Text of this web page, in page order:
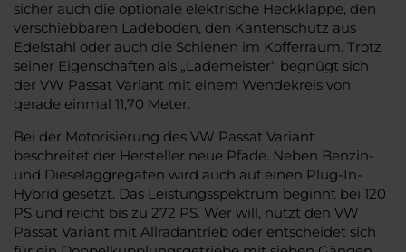
sicher auch die optionale elektrische Heckklappe, den
verschiebbaren Ladeboden, den Kantenschutz aus
Edelstahl oder auch die Schienen im Kofferraum. Trotz
seiner Eigenschaften als „Lademeister“ begnügt sich
der VW Passat Variant mit einem Wendekreis von
gerade einmal 11,70 Meter.
Bei der Motorisierung des VW Passat Variant
beschreitet der Hersteller neue Pfade. Neben Benzin-
und Dieselaggregaten wird auch auf einen Plug-In-
Hybrid gesetzt. Das Leistungsspektrum beginnt bei 120
PS und reicht bis zu 272 PS. Wer will, nutzt den VW
Passat Variant mit Allradantrieb oder entscheidet sich